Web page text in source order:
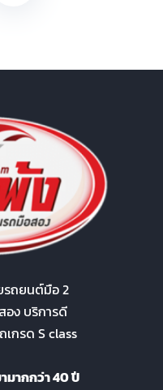
ถยนต์มือ 2
อง บริการดี
กรด S class
มากกว่า 40 ปี